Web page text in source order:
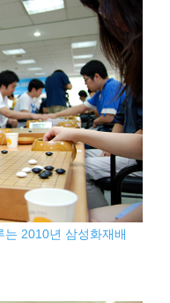
2010년 삼성화재배